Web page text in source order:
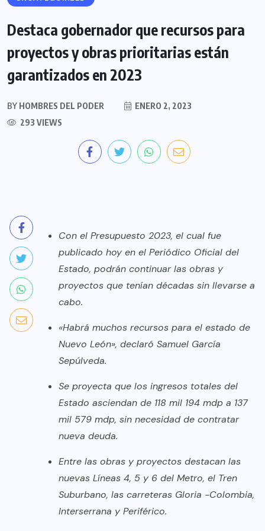
Destaca gobernador que recursos para
proyectos y obras prioritarias están
garantizados en 2023
BY HOMBRES DEL PODER
ENERO 2, 2023
293 VIEWS
Con el Presupuesto 2023, el cual fue
publicado hoy en el Periódico Oficial del
Estado, podrán continuar las obras y
proyectos que tenían décadas sin llevarse a
cabo.
«Habrá muchos recursos para el estado de
Nuevo León», declaró Samuel García
Sepúlveda.
Se proyecta que los ingresos totales del
Estado asciendan de 118 mil 194 mdp a 137
mil 579 mdp, sin necesidad de contratar
nueva deuda.
Entre las obras y proyectos destacan las
nuevas Líneas 4, 5 y 6 del Metro, el Tren
Suburbano, las carreteras Gloria -Colombia,
Interserrana y Periférico.